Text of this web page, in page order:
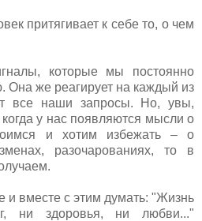
притягивает к себе то, о чем
которые мы постоянно
Она же реагирует на каждый из
все наши запросы. Но, увы,
у нас появляются мысли о
и хотим избежать – о
разочарованиях, то в
и вместе с этим думать: "Жизнь
ни здоровья, ни любви..."